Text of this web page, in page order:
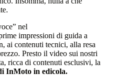
nel
impressioni di guida a
ai contenuti tecnici, alla resa
Presto il video sui nostri
ricca di contenuti esclusivi, la
InMoto in edicola.